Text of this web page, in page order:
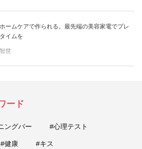
族
ダ
ームケアで作られる。最先端の美容家電でプレ
イムを
世
ード
ングバー #心理テスト
#健康 #キス